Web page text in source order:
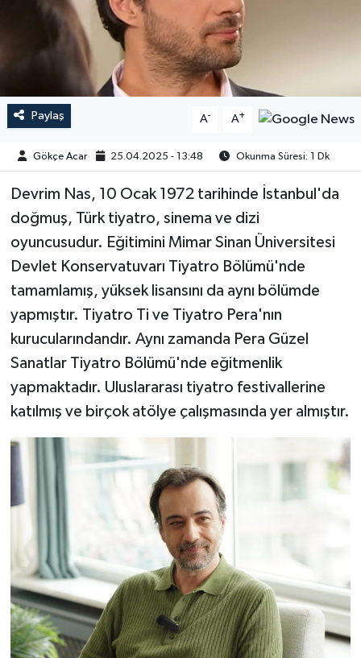
Paylaş A- A+
Gökçe Acar 25.04.2025 - 13:48 Okunma Süresi: 1 Dk
Devrim Nas, 10 Ocak 1972 tarihinde İstanbul'da
doğmuş, Türk tiyatro, sinema ve dizi
oyuncusudur. Eğitimini Mimar Sinan Üniversitesi
Devlet Konservatuvarı Tiyatro Bölümü'nde
tamamlamış, yüksek lisansını da aynı bölümde
yapmıştır. Tiyatro Ti ve Tiyatro Pera'nın
kurucularındandır. Aynı zamanda Pera Güzel
Sanatlar Tiyatro Bölümü'nde eğitmenlik
yapmaktadır. Uluslararası tiyatro festivallerine
katılmış ve birçok atölye çalışmasında yer almıştır.